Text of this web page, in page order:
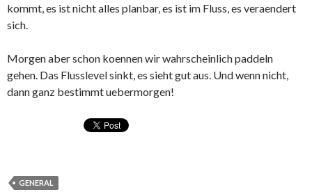
kommt, es ist nicht alles planbar, es ist im Fluss, es veraendert
sich.
Morgen aber schon koennen wir wahrscheinlich paddeln
gehen. Das Flusslevel sinkt, es sieht gut aus. Und wenn nicht,
dann ganz bestimmt uebermorgen!
GENERAL